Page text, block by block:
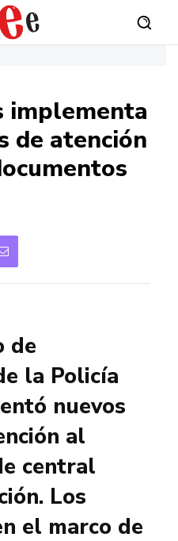
implementa
de atención
de
la Policía
nuevos
al
central
Los
el marco de